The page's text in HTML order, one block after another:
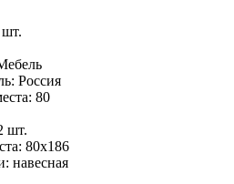
шт.
: Россия
: 80
шт.
: 80х186
: навесная